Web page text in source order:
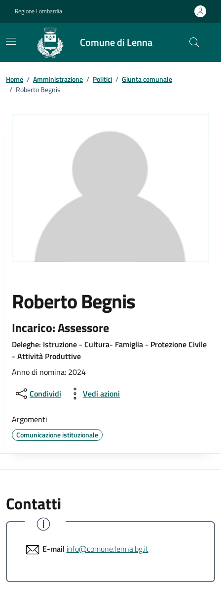
Regione Lombardia
Comune di Lenna
Home / Amministrazione / Politici / Giunta comunale
/ Roberto Begnis
Roberto Begnis
Incarico: Assessore
Deleghe: Istruzione - Cultura- Famiglia - Protezione Civile
- Attività Produttive
Anno di nomina: 2024
Condividi
Vedi azioni
Argomenti
Comunicazione istituzionale
Contatti
E-mail info@comune.lenna.bg.it